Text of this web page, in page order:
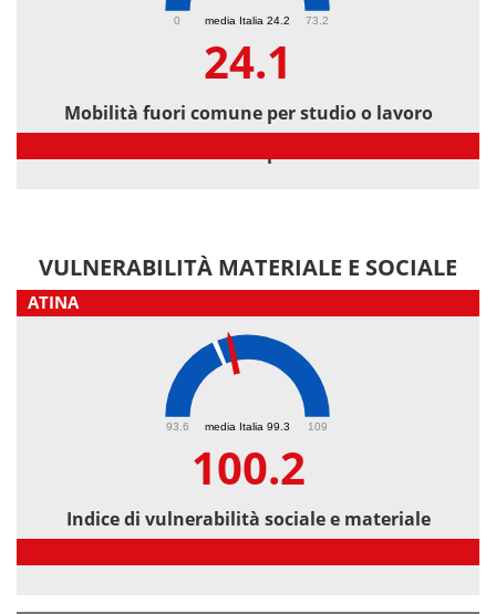
media Italia 24.2
0 73.2
24.1
Mobilità fuori comune per studio o lavoro
VULNERABILITÀ MATERIALE E SOCIALE
ATINA
media Italia 99.3
93.6 109
100.2
Indice di vulnerabilità sociale e materiale